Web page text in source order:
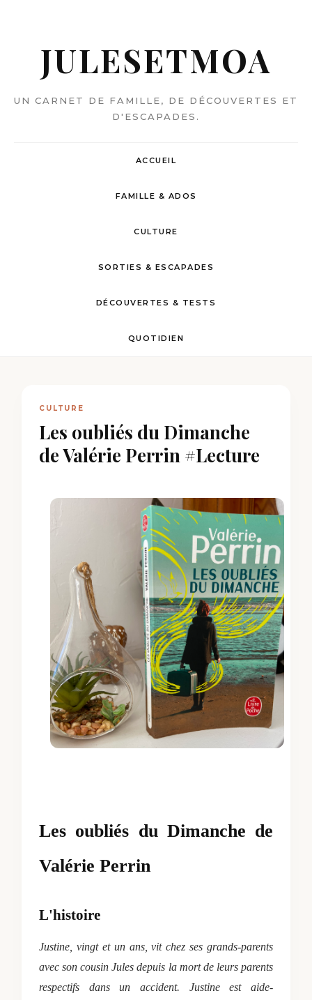
JULESETMOA
UN CARNET DE FAMILLE, DE DÉCOUVERTES ET
D'ESCAPADES.
ACCUEIL
FAMILLE & ADOS
CULTURE
SORTIES & ESCAPADES
DÉCOUVERTES & TESTS
QUOTIDIEN
CULTURE
Les oubliés du Dimanche
de Valérie Perrin #Lecture
Les oubliés du Dimanche de
Valérie Perrin
L'histoire
Justine, vingt et un ans, vit chez ses grands-parents
avec son cousin Jules depuis la mort de leurs parents
respectifs dans un accident. Justine est aide-